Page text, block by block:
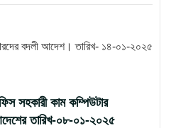
বদলী আদেশ। তারিখ- ১৪-০১-২০২৫
সহকারী কাম কম্পিউটার
তারিখ-০৮-০১-২০২৫